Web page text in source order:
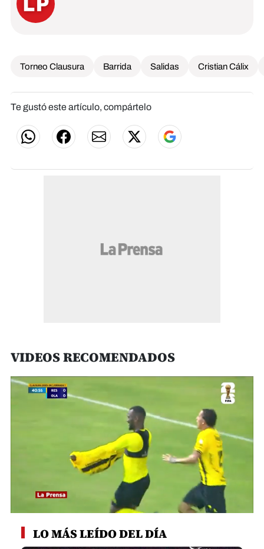
Torneo Clausura Barrida Salidas Cristian Cálix
Te gustó este artículo, compártelo
VIDEOS RECOMENDADOS
secondsLO MÁS LEÍDO DEL DÍA